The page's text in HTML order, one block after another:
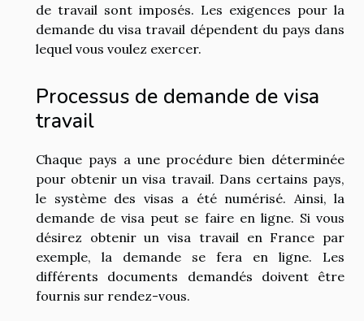
de travail sont imposés. Les exigences pour la
demande du visa travail dépendent du pays dans
lequel vous voulez exercer.
Processus de demande de visa
travail
Chaque pays a une procédure bien déterminée
pour obtenir un visa travail. Dans certains pays,
le système des visas a été numérisé. Ainsi, la
demande de visa peut se faire en ligne. Si vous
désirez obtenir un visa travail en France par
exemple, la demande se fera en ligne. Les
différents documents demandés doivent être
fournis sur rendez-vous.